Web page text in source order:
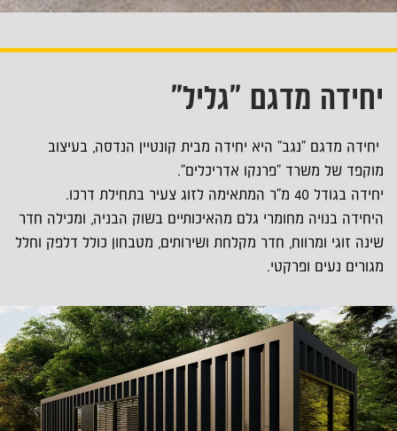
יחידה מדגם "גליל"
יחידה מדגם "נגב" היא יחידה מבית קונטיין הנדסה, בעיצוב
מוקפד של משרד "פרנקו אדריכלים".
יחידה בגודל 40 מ"ר המתאימה לזוג צעיר בתחילת דרכו.
היחידה בנויה מחומרי גלם מהאיכותיים בשוק הבניה, ומכילה חדר
שינה זוגי ומרווח, חדר מקלחת ושירותים, מטבחון כולל דלפק וחלל
מגורים נעים ופרקטי.